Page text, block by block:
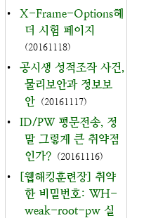
•
X-Frame-Options헤
더 시험 페이지
(20161118)
•
공시생 성적조작 사건,
물리보안과 정보보
안 (20161117)
•
ID/PW 평문전송, 정
말 그렇게 큰 취약점
인가? (20161116)
•
[웹해킹훈련장] 취약
한 비밀번호: WH-
weak-root-pw 실